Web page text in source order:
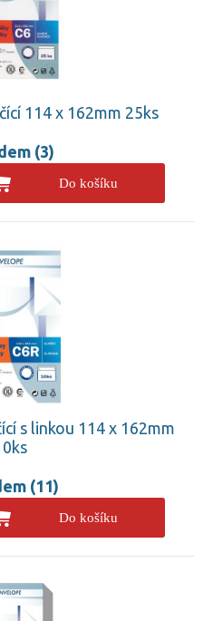
114 x 162mm 25ks
(3)
Do košíku
s linkou 114 x 162mm
(11)
Do košíku